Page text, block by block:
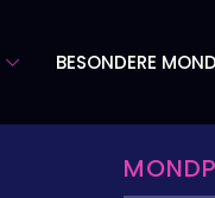
BESONDERE